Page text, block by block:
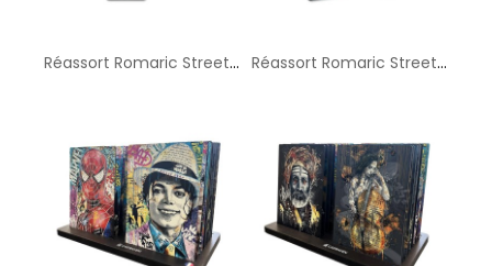
Réassort Romaric Street Love 20x28cm Réassort Romaric Street Love 20x20cm